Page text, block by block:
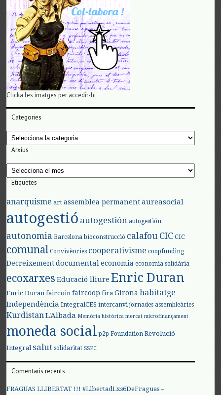
Clicka les imatges per accedir-hi
Categories
Categories
Arxius
Arxius
Etiquetes
anarquisme art assemblea permanent aureasocial
autogestió autogestión autogestión
autonomia Barcelona bioconstrucció calafouCIC CIC
comunal Convivències cooperativisme coopfunding
Decreixement documental economia economia solidària
ecoxarxes Educació lliure Enric Duran
Enric Duran faircoin faircoop fira Girona habitatge
Independència IntegralCES intercanvi jornades assembleàries
KurdistanL'Albada Memòria històrica mercat microfinançament
moneda social p2p Foundation Revolució
Integral salut solidaritat SSPC
Comentaris recents
FRAGUAS LLIBERTAT !!! #LibertadLxs6DeFraguas –